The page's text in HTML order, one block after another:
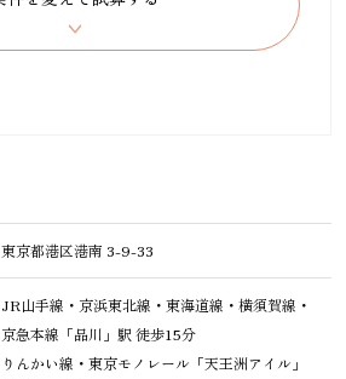
東京都港区港南 3-9-33
JR山手線・京浜東北線・東海道線・横須賀線・
京急本線「品川」駅 徒歩15分
りんかい線・東京モノレール「天王洲アイル」